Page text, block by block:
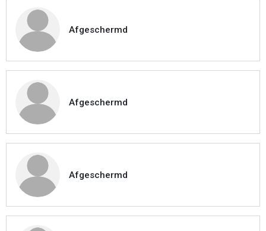
Afgeschermd
Afgeschermd
Afgeschermd